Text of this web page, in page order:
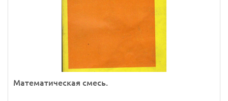
Математическая смесь.